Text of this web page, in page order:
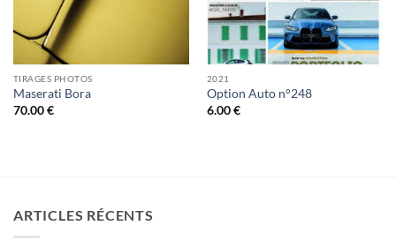
TIRAGES PHOTOS
Maserati Bora
70.00€
2021
Option Auto n°248
6.00€
ARTICLES RÉCENTS